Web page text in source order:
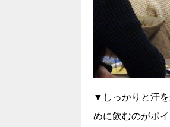
▼しっかりと汗
めに飲むのがポ